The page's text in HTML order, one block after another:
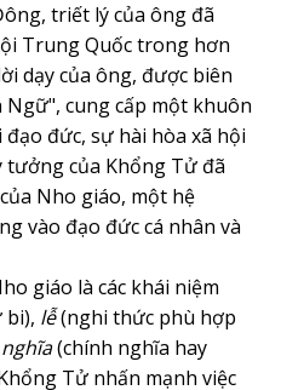
triết lý của ông đã
Trung Quốc trong hơn
dạy của ông, được biên
cung cấp một khuôn
đức, sự hài hòa xã hội
tưởng của Khổng Tử đã
Nho giáo, một hệ
vào đạo đức cá nhân và
giáo là các khái niệm
bi), lễ(nghi thức phù hợp
nghĩa(chính nghĩa hay
Tử nhấn mạnh việc